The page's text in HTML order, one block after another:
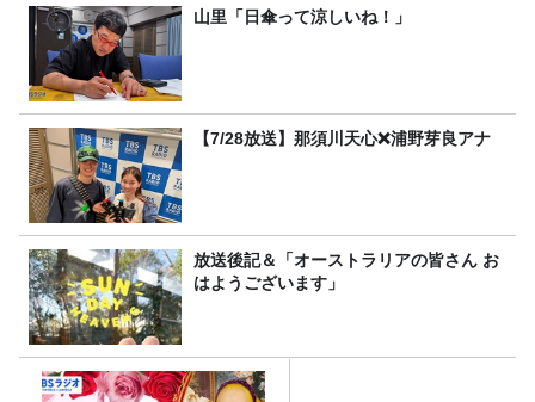
山里「日傘って涼しいね！」
【7/28放送】那須川天心❌浦野芽良アナ
放送後記＆「オーストラリアの皆さん お
はようございます」